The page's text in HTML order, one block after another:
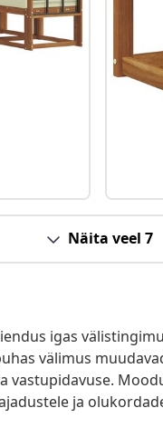
Näita veel 7
igas
välimus
vastupidavuse.
ja